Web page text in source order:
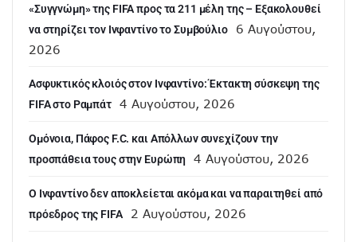
«Συγγνώμη» της FIFA προς τα 211 μέλη της – Εξακολουθεί
να στηρίζει τον Ινφαντίνο το Συμβούλιο
6 Αυγούστου,
2026
Ασφυκτικός κλοιός στον Ινφαντίνο: Έκτακτη σύσκεψη της
FIFA στο Ραμπάτ
4 Αυγούστου, 2026
Ομόνοια, Πάφος F.C. και Απόλλων συνεχίζουν την
προσπάθεια τους στην Ευρώπη
4 Αυγούστου, 2026
Ο Ινφαντίνο δεν αποκλείεται ακόμα και να παραιτηθεί από
πρόεδρος της FIFA
2 Αυγούστου, 2026